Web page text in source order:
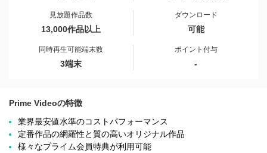
見放題作品数
13,000作品以上
ダウンロード
可能
同時再生可能端末数
3端末
ポイント付与
-
Prime Videoの特徴
業界最安値水準のコストパフォーマンス
定番作品の網羅性と質の高いオリジナル作品
様々なプライム会員特典が利用可能